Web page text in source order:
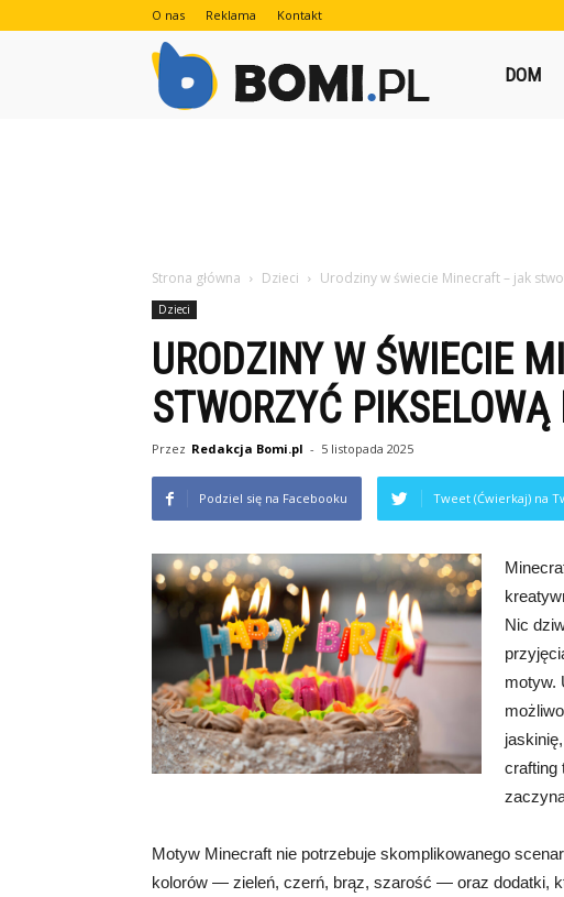
O nas Reklama Kontakt
DOM
Strona główna Dzieci Urodziny w świecie Minecraft – jak
Dzieci
URODZINY W ŚWIECIE
STWORZYĆ
Przez Redakcja Bomi.pl - 5 listopada 2025
Podziel się na Facebooku Tweet (Ćwierkaj) na
Nic
motyw.
crafting
Motyw Minecraft nie potrzebuje skomplikowanego
kolorów — zieleń, czerń, brąz, szarość — oraz dodatki,